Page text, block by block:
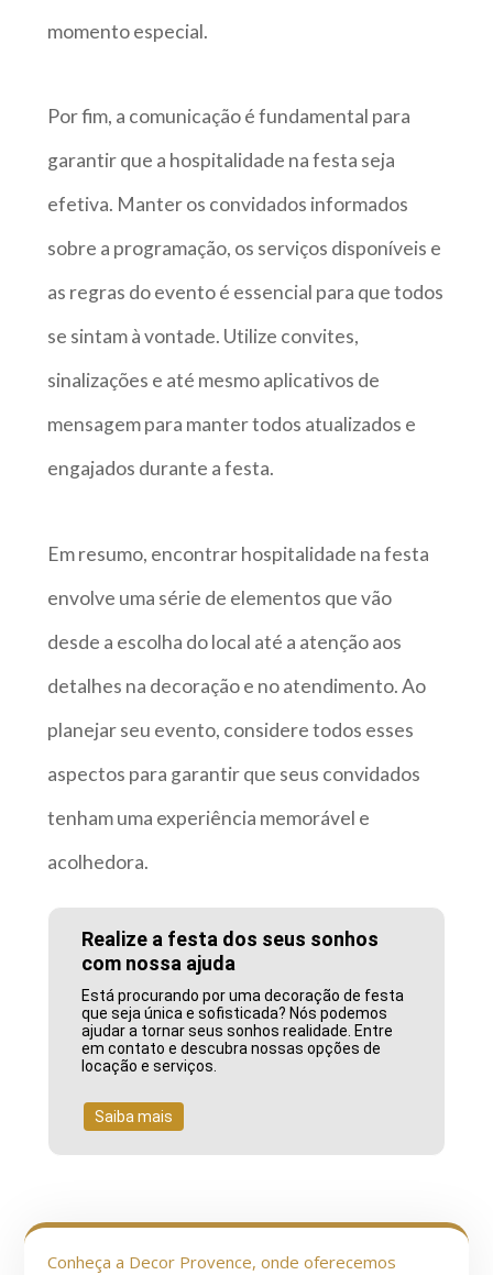
momento especial.
Por fim, a comunicação é fundamental para
garantir que a hospitalidade na festa seja
efetiva. Manter os convidados informados
sobre a programação, os serviços disponíveis e
as regras do evento é essencial para que todos
se sintam à vontade. Utilize convites,
sinalizações e até mesmo aplicativos de
mensagem para manter todos atualizados e
engajados durante a festa.
Em resumo, encontrar hospitalidade na festa
envolve uma série de elementos que vão
desde a escolha do local até a atenção aos
detalhes na decoração e no atendimento. Ao
planejar seu evento, considere todos esses
aspectos para garantir que seus convidados
tenham uma experiência memorável e
acolhedora.
Realize a festa dos seus sonhos
com nossa ajuda
Está procurando por uma decoração de festa
que seja única e sofisticada? Nós podemos
ajudar a tornar seus sonhos realidade. Entre
em contato e descubra nossas opções de
locação e serviços.
Saiba mais
Conheça a Decor Provence, onde oferecemos